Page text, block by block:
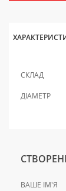
СКЛАД
ДІАМЕТР
ВАШЕ ІМ'Я